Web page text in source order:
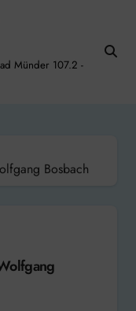
Münder 107.2 -
Bosbach